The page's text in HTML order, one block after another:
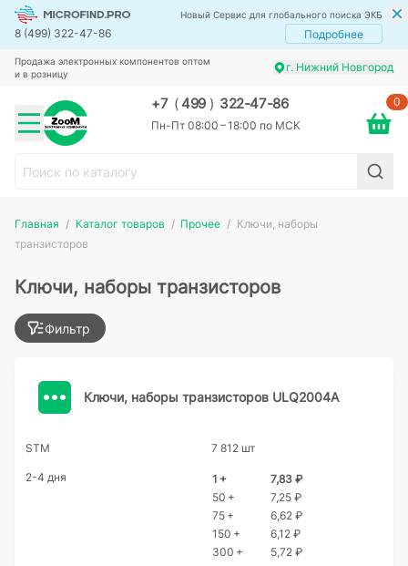
Новый Сервис для глобального поиска ЭКБ
8 (499) 322-47-86 Подробнее
Продажа электронных компонентов оптом
и в розницу
г. Нижний Новгород
+7 (499 ) 322-47-86
Пн-Пт 08:00 – 18:00 по МСК
0
Главная Каталог товаров Прочее
Ключи, наборы
транзисторов
Ключи, наборы транзисторов
Фильтр
Ключи, наборы транзисторов ULQ2004A
STM 7 812 шт
2-4 дня 1 +
7,83 ₽
50 +
7,25 ₽
75 +
6,62 ₽
150 +
6,12 ₽
300 +
5,72 ₽